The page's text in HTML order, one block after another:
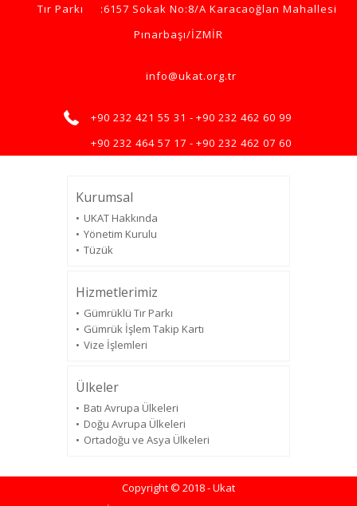
Tır Parkı
:6157 Sokak No:8/A Karacaoğlan Mahallesi
Pınarbaşı/İZMİR
info@ukat.org.tr
+90 232 421 55 31 - +90 232 462 60 99
+90 232 464 57 17 - +90 232 462 07 60
Kurumsal
UKAT Hakkında
Yönetim Kurulu
Tüzük
Hizmetlerimiz
Gümrüklü Tır Parkı
Gümrük İşlem Takip Kartı
Vize İşlemleri
Ülkeler
Batı Avrupa Ülkeleri
Doğu Avrupa Ülkeleri
Ortadoğu ve Asya Ülkeleri
Copyright © 2018 - Ukat